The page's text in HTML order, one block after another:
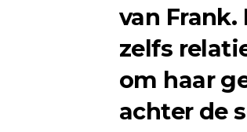
van
zelfs
om haar
achter de